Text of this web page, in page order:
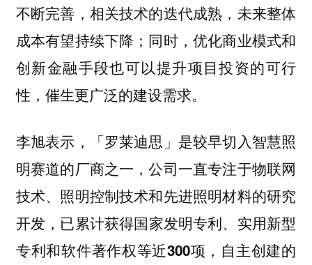
不断完善，相关技术的迭代成熟，未来整体
成本有望持续下降；同时，优化商业模式和
创新金融手段也可以提升项目投资的可行
性，催生更广泛的建设需求。
李旭表示，「罗莱迪思」是较早切入智慧照
明赛道的厂商之一，公司一直专注于物联网
技术、照明控制技术和先进照明材料的研究
开发， 已累计获得国家发明专利、实用新型
专利和软件著作权等近300项， 自主创建的